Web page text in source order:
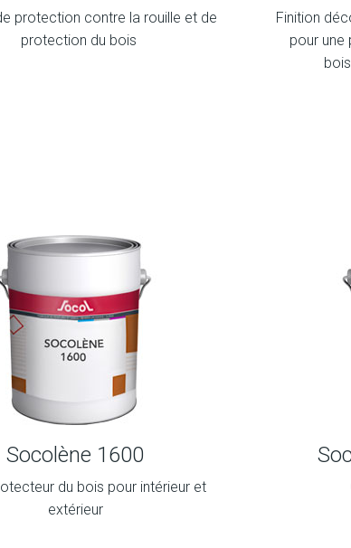
protection contre la rouille et de
protection du bois
Finition
pour une
Socolène 1600
du bois pour intérieur et
extérieur